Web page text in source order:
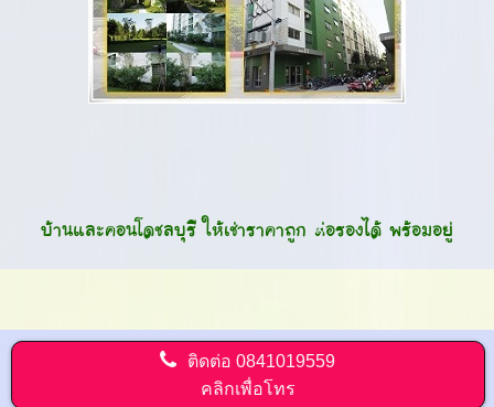
บ้านและคอนโดชลบุรี ให้เช่าราคาถูก ต่อรองได้ พร้อมอยู่
ติดต่อ0841019559
คลิกเพื่อโทร